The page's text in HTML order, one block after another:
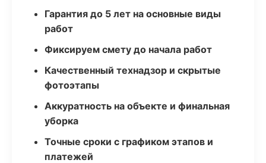
Гарантия до 5 лет на основные виды
работ
Фиксируем смету до начала работ
Качественный технадзор и скрытые
фотоэтапы
Аккуратность на объекте и финальная
уборка
Точные сроки с графиком этапов и
платежей